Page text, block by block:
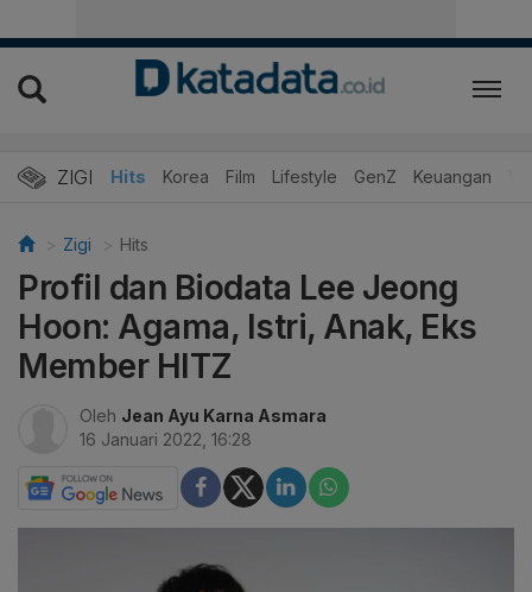
ZIGI Hits Korea Film Lifestyle GenZ Keuangan
Zigi Hits
Profil dan Biodata Lee Jeong
Hoon: Agama, Istri, Anak, Eks
Member HITZ
Oleh Jean Ayu Karna Asmara
16 Januari 2022, 16:28